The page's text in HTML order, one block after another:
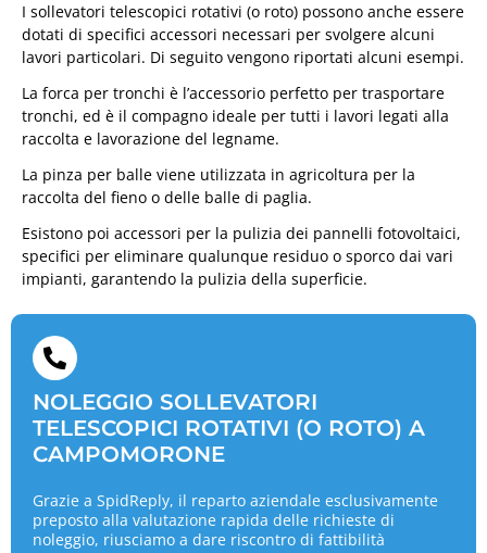
I sollevatori telescopici rotativi (o roto) possono anche essere
dotati di specifici accessori necessari per svolgere alcuni
lavori particolari. Di seguito vengono riportati alcuni esempi.
La forca per tronchi è l’accessorio perfetto per trasportare
tronchi, ed è il compagno ideale per tutti i lavori legati alla
raccolta e lavorazione del legname.
La pinza per balle viene utilizzata in agricoltura per la
raccolta del fieno o delle balle di paglia.
Esistono poi accessori per la pulizia dei pannelli fotovoltaici,
specifici per eliminare qualunque residuo o sporco dai vari
impianti, garantendo la pulizia della superficie.
NOLEGGIO SOLLEVATORI
TELESCOPICI ROTATIVI (O ROTO) A
CAMPOMORONE
Grazie a SpidReply, il reparto aziendale esclusivamente
preposto alla valutazione rapida delle richieste di
noleggio, riusciamo a dare riscontro di fattibilità